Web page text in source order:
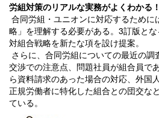
労組対策のリアルな実務がよくわかる
合同労組・ユニオンに対応するため
略」を理解する必要がある。3訂版と
対組合戦略を新たな項を設け提案。
さらに、合同労組についての最近の
交渉での注意点、問題社員が組合員で
ら資料請求のあった場合の対応、外国
正規労働者に特化した組合との団交な
ている。